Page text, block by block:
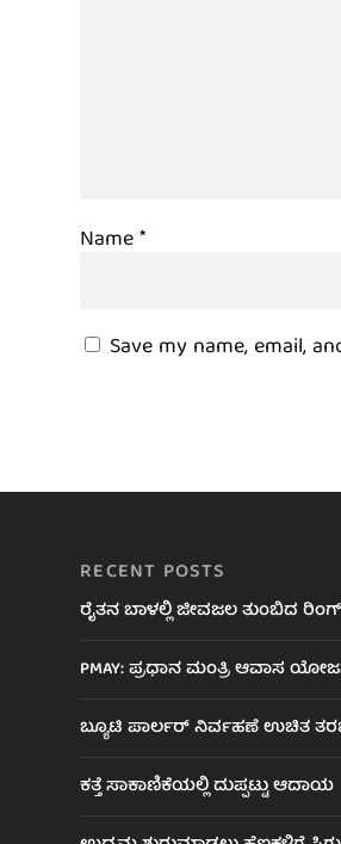
Name*
Save my name, email,
RECENT POSTS
ರೈತನ ಬಾಳಲ್ಲಿ ಜೀವಜಲ ತುಂಬಿದ
PMAY: ಪ್ರಧಾನ ಮಂತ್ರಿ ಆವಾಸ
ಬ್ಯೂಟಿ ಪಾರ್ಲರ್ ನಿರ್ವಹಣೆ ಉಚಿತ
ಕತ್ತೆ ಸಾಕಾಣಿಕೆಯಲ್ಲಿ ದುಪ್ಪಟ್ಟು ಆದಾಯ